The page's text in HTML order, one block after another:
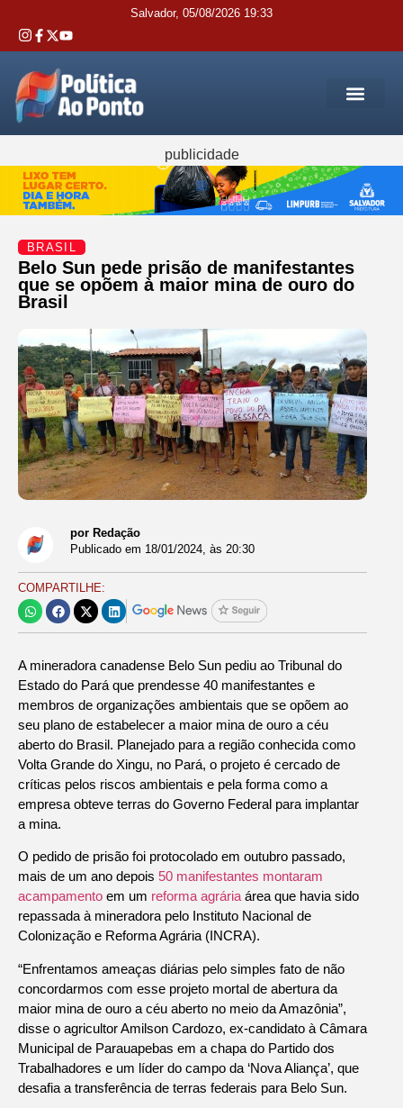
Salvador, 05/08/2026 19:33
publicidade
BRASIL
Belo Sun pede prisão de manifestantes
que se opõem à maior mina de ouro do
Brasil
por Redação
Publicado em 18/01/2024, às 20:30
COMPARTILHE:
A mineradora canadense Belo Sun pediu ao Tribunal do
Estado do Pará que prendesse 40 manifestantes e
membros de organizações ambientais que se opõem ao
seu plano de estabelecer a maior mina de ouro a céu
aberto do Brasil. Planejado para a região conhecida como
Volta Grande do Xingu, no Pará, o projeto é cercado de
críticas pelos riscos ambientais e pela forma como a
empresa obteve terras do Governo Federal para implantar
a mina.
O pedido de prisão foi protocolado em outubro passado,
mais de um ano depois 50 manifestantes montaram
acampamento em um reforma agrária área que havia sido
repassada à mineradora pelo Instituto Nacional de
Colonização e Reforma Agrária (INCRA).
“Enfrentamos ameaças diárias pelo simples fato de não
concordarmos com esse projeto mortal de abertura da
maior mina de ouro a céu aberto no meio da Amazônia”,
disse o agricultor Amilson Cardozo, ex-candidato à Câmara
Municipal de Parauapebas em a chapa do Partido dos
Trabalhadores e um líder do campo da ‘Nova Aliança’, que
desafia a transferência de terras federais para Belo Sun.